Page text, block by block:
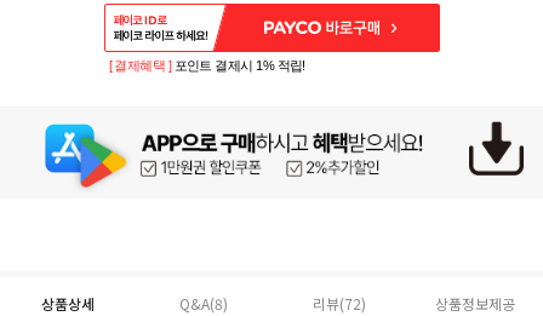
[ 결제혜택 ] 포인트 결제시 1% 적립!
상품상세 Q&A(8) 리뷰(72) 상품정보제공